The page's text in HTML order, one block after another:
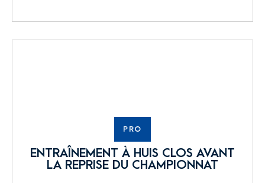
PRO
ENTRAÎNEMENT À HUIS CLOS AVANT
LA REPRISE DU CHAMPIONNAT